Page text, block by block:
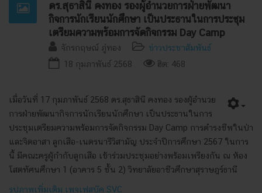
ดร.สุธาสินี คงทอง รองผู้อำนวยการฝ่ายพัฒนา
กิจการนักเรียนนักศึกษา เป็นประธานในการประชุม
เตรียมความพร้อมการจัดกิจกรรม Day Camp
จักรกฤษณ์ ภู่ทอง
ข่าวประชาสัมพันธ์
18 กุมภาพันธ์ 2568
ฮิต: 468
เมื่อวันที่ 17 กุมภาพันธ์ 2568 ดร.สุธาสินี คงทอง รองผู้อำนวย
การฝ่ายพัฒนากิจการนักเรียนนักศึกษา เป็นประธานในการ
ประชุมเตรียมความพร้อมการจัดกิจกรรม Day Camp การดำรงชีพในป่า
และจิตอาสา ลูกเสือ-เนตรนารีวิสามัญ ประจำปีการศึกษา 2567 ในการ
นี้ มีคณะครูผู้กำกับลูกเสือ เข้าร่วมประชุมอย่างพร้อมเพรียงกัน ณ ห้อง
โสตทัศนศึกษา 1 (อาคาร 5 ชั้น 2) วิทยาลัยอาชีวศึกษาสุราษฎร์ธานี
รูปภาพเพิ่มเติม เพจเฟสบุ๊ค SVC